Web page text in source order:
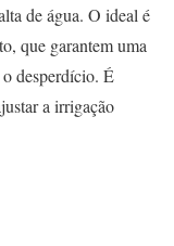
de água. O ideal é
que garantem uma
desperdício. É
a irrigação